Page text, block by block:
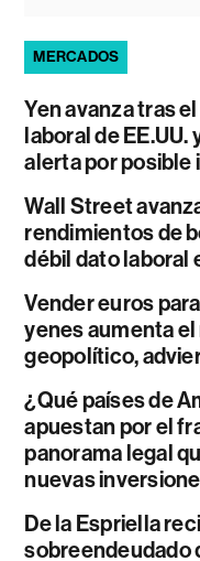
MERCADOS
Yen avanza tras
laboral de EE.UU.
alerta por
Wall Street
rendimientos de
débil dato laboral
Vender euros
yenes aumenta
geopolítico,
¿Qué países de
apuestan por el
panorama legal
nuevas
De la Espriella
sobreendeudado